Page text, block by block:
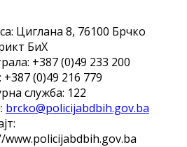
Циглана 8, 76100 Брчко
БиХ
+387 (0)49 233 200
+387 (0)49 216 779
служба: 122
brcko@policijabdbih.gov.ba